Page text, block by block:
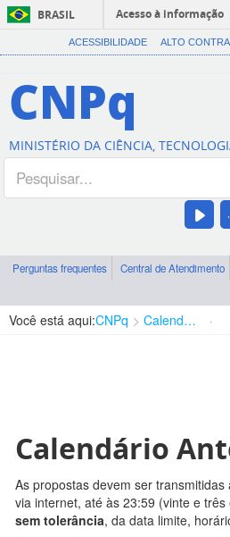
BRASIL
Acesso à informação
ACESSIBILIDADE ALTO
CNPq
MINISTÉRIO DA CIÊNCIA,
Perguntas frequentes Central de Atendimento
Você está aqui:CNPq Calendários
Calendário
As propostas devem ser
via internet, até às 23:59 (vinte e
sem tolerância, da data limite,